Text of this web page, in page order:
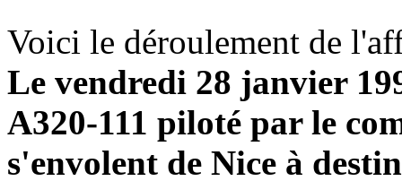
Voici le déroulement de
Le vendredi 28 janvier
A320-111 piloté par le
s'envolent de Nice à